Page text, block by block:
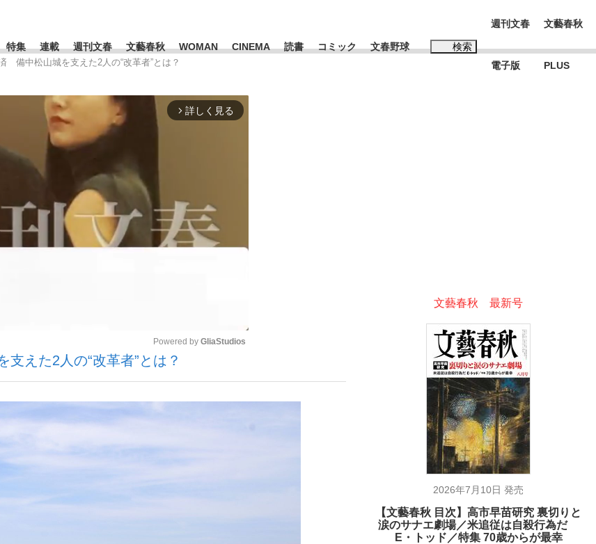
証言した“NPB聞... 「クマが悪者扱いされているのが悲しい」『北の国から』倉本聰氏（91...
特集 連載 週刊文春 文藝春秋 WOMAN CINEMA 読書 コミック 文春野球 検索
ドタグ一覧
#高市早苗 #森岡毅
週刊文春
電子版
文藝春秋
PLUS
備中松山城を支えた2人の“改革者”とは？
arrow_forward_ios 詳しく見る
Mute
Powered by GliaStudios
えた2人の“改革者”とは？
文藝春秋 最新号
2026年7月10日 発売
【文藝春秋 目次】高市早苗研究 裏切りと
涙のサナエ劇場／米追従は自殺行為だ
E・トッド／特集 70歳からが最幸